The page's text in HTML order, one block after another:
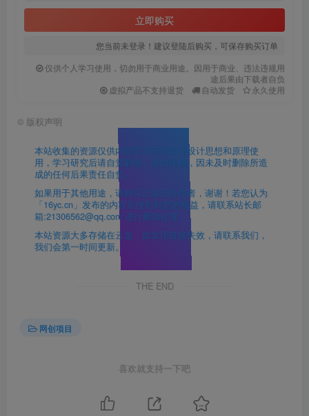
立即购买
您当前未登录！建议登陆后购买，可保存购买订单
仅供个人学习使用，切勿用于商业用途。因用于商业、违法违规用
途后果由下载者自负
虚拟产品不支持退货
自动发货 永久使用
© 版权声明
本站收集的资源仅供内部学习研究软件设计思想和原理使
用，学习研究后请自觉删除，请勿传播，因未及时删除所造
成的任何后果责任自负。
如果用于其他用途，请购买正版支持作者，谢谢！若您认为
「16yc.cn」发布的内容若侵犯到您的权益，请联系站长邮
箱:21306562@qq.com 进行删除处理。
本站资源大多存储在云盘，如发现链接失效，请联系我们，
我们会第一时间更新。
THE END
网创项目
喜欢就支持一下吧